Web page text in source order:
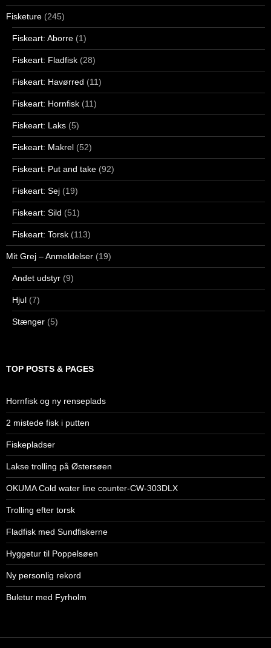
Fisketure (245)
Fiskeart: Aborre (1)
Fiskeart: Fladfisk (28)
Fiskeart: Havørred (11)
Fiskeart: Hornfisk (11)
Fiskeart: Laks (5)
Fiskeart: Makrel (52)
Fiskeart: Put and take (92)
Fiskeart: Sej (19)
Fiskeart: Sild (51)
Fiskeart: Torsk (113)
Mit Grej – Anmeldelser (19)
Andet udstyr (9)
Hjul (7)
Stænger (5)
TOP POSTS & PAGES
Hornfisk og ny renseplads
2 mistede fisk i putten
Fiskepladser
Lakse trolling på Østersøen
OKUMA Cold water line counter-CW-303DLX
Trolling efter torsk
Fladfisk med Sundfiskerne
Hyggetur til Poppelsøen
Ny personlig rekord
Buletur med Fyrholm